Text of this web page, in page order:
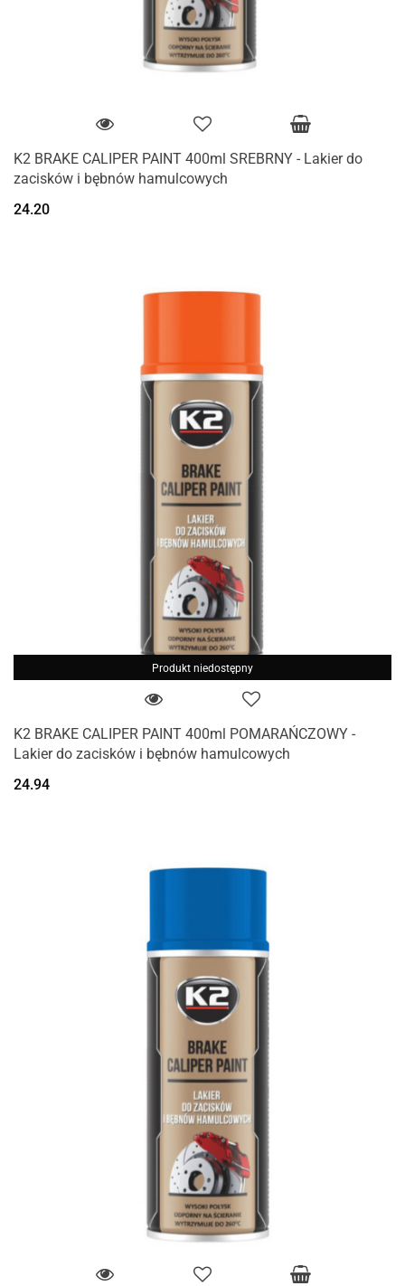
K2 BRAKE CALIPER PAINT 400ml SREBRNY - Lakier do
zacisków i bębnów hamulcowych
24.20
Produkt niedostępny
K2 BRAKE CALIPER PAINT 400ml POMARAŃCZOWY -
Lakier do zacisków i bębnów hamulcowych
24.94